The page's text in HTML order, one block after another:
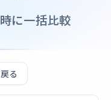
に一括比較
る